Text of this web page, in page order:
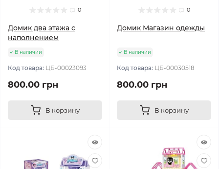
0
Домик два этажа с
наполнением
В наличии
Код товара: ЦБ-00023093
800.00 грн
В корзину
0
Домик Магазин одежды
В наличии
Код товара: ЦБ-00030518
800.00 грн
В корзину